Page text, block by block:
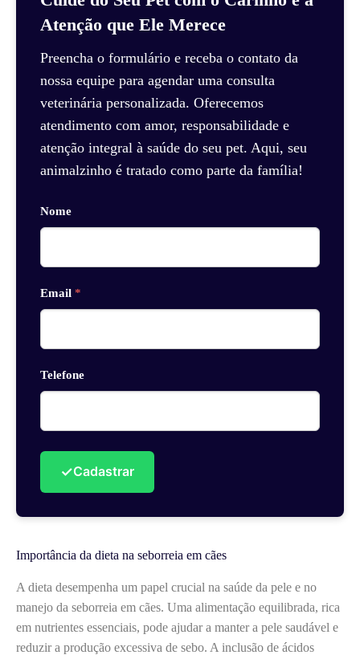
Atenção que Ele Merece
Preencha o formulário e receba o contato da
nossa equipe para agendar uma consulta
veterinária personalizada. Oferecemos
atendimento com amor, responsabilidade e
atenção integral à saúde do seu pet. Aqui, seu
animalzinho é tratado como parte da família!
Nome
Email *
Telefone
✓Cadastrar
Importância da dieta na seborreia em cães
A dieta desempenha um papel crucial na saúde da pele e no
manejo da seborreia em cães. Uma alimentação equilibrada, rica
em nutrientes essenciais, pode ajudar a manter a pele saudável e
reduzir a produção excessiva de sebo. A inclusão de ácidos